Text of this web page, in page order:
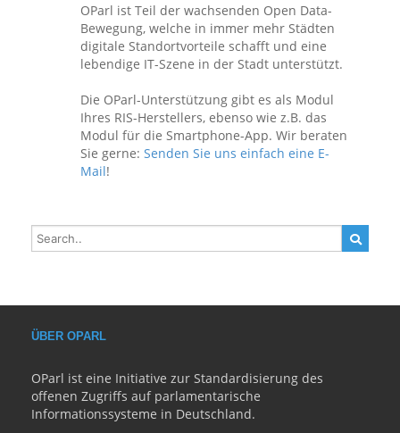
OParl ist Teil der wachsenden Open Data-
Bewegung, welche in immer mehr Städten
digitale Standortvorteile schafft und eine
lebendige IT-Szene in der Stadt unterstützt.
Die OParl-Unterstützung gibt es als Modul
Ihres RIS-Herstellers, ebenso wie z.B. das
Modul für die Smartphone-App. Wir beraten
Sie gerne: Senden Sie uns einfach eine E-
Mail!
ÜBER OPARL
OParl ist eine Initiative zur Standardisierung des
offenen Zugriffs auf parlamentarische
Informationssysteme in Deutschland.